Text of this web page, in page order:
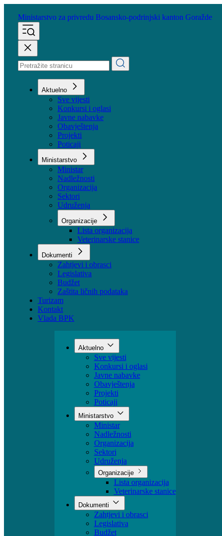
Ministarstvo za privredu
Aktuelno
Sve vijesti
Konkursi i oglasi
Javne nabavke
Obavještenja
Projekti
Poticaji
Ministarstvo
Ministar
Nadležnosti
Sektori
Udruženja
Organizacije
Lista organizacija
Veterinarske stanice
Dokumenti
Zahtjevi i obrasci
Legislativa
Budžet
Zaštita ličnih podataka
Vlada BPK
Aktuelno
Sve vijesti
Konkursi i oglasi
Javne nabavke
Obavještenja
Projekti
Poticaji
Ministarstvo
Ministar
Nadležnosti
Organizacija
Sektori
Udruženja
Organizacije
Lista organizacija
Veterinarske stanice
Dokumenti